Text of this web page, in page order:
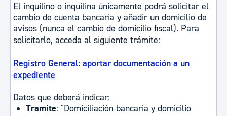
El inquilino o inquilina únicamente podrá solicitar el
cambio de cuenta bancaria y añadir un domicilio de
avisos (nunca el cambio de domicilio fiscal). Para
solicitarlo, acceda al siguiente trámite:
Registro General: aportar documentación a un
expediente
Datos que deberá indicar:
Tramite: "Domiciliación bancaria y domicilio